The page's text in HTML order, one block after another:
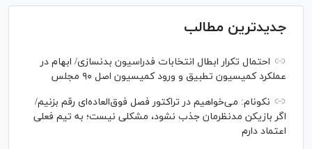
جدیدترین مطالب
احتمال تکرار ابطال انتخابات فدراسیون بدنسازی/ ابهام در
عملکرد کمیسیون تطبیق و ورود کمیسیون اصل ۹۰ مجلس
نکونام: می‌خواهیم در تراکتور فصل فوق‌العاده‌ای رقم بزنیم/
اگر بازیکن مدنظرمان جذب نشود، مشکلی نیست؛ به تیم فعلی
اعتماد دارم